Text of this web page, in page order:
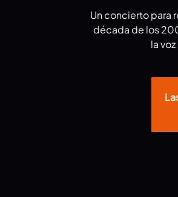
Un concierto para
década de los
la